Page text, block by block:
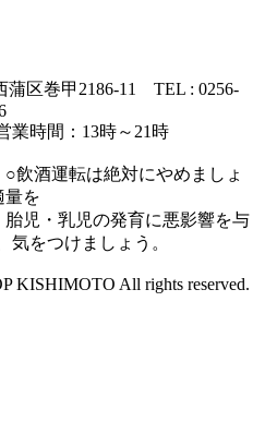
区巻甲2186-11 TEL : 0256-
時間：13時～21時
酒運転は絶対にやめましょ
を
児・乳児の発育に悪影響を与
気をつけましょう。
KISHIMOTO All rights reserved.